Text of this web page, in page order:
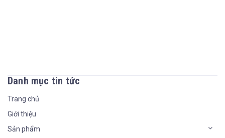
Danh mục tin tức
Trang chủ
Giới thiệu
Sản phẩm